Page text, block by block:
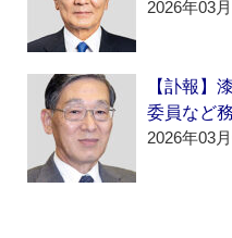
2026年03
【訃報】
委員など
2026年03